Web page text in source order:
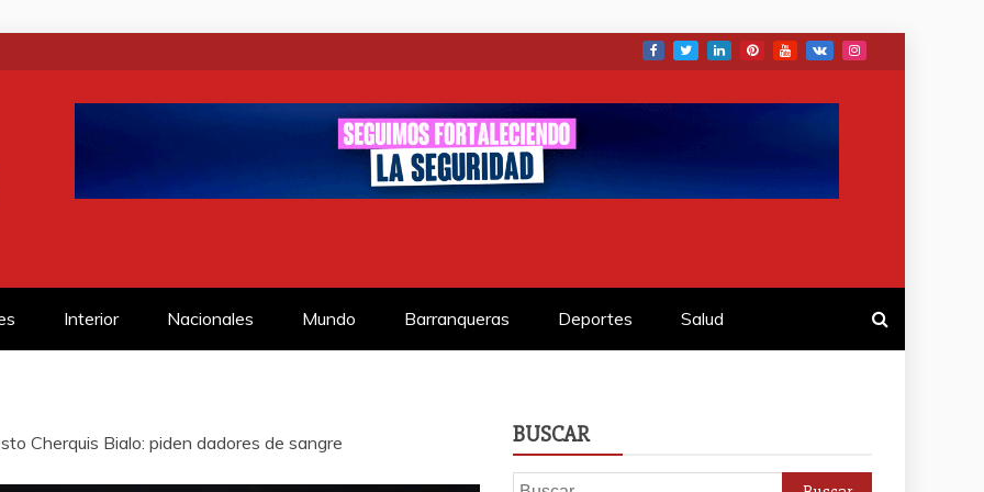
Interior Nacionales Mundo Barranqueras Deportes Salud
Cherquis Bialo: piden dadores de sangre
BUSCAR
Buscar: